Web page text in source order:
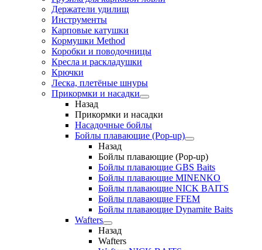
Держатели удилищ
Инструменты
Карповые катушки
Кормушки Method
Коробки и поводочницы
Кресла и раскладушки
Крючки
Леска, плетёные шнуры
Прикормки и насадки
Назад
Прикормки и насадки
Насадочные бойлы
Бойлы плавающие (Pop-up)
Назад
Бойлы плавающие (Pop-up)
Бойлы плавающие GBS Baits
Бойлы плавающие MINENKO
Бойлы плавающие NICK BAITS
Бойлы плавающие FFEM
Бойлы плавающие Dynamite Baits
Wafters
Назад
Wafters